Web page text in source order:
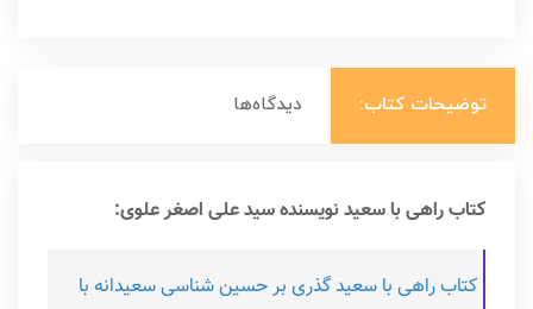
توضیحات کتاب: دیدگاه‌ها
کتاب راهی با سعید نویسنده سید علی اصغر علوی:
کتاب راهی با سعید گذری بر حسین شناسی سعیدانه با